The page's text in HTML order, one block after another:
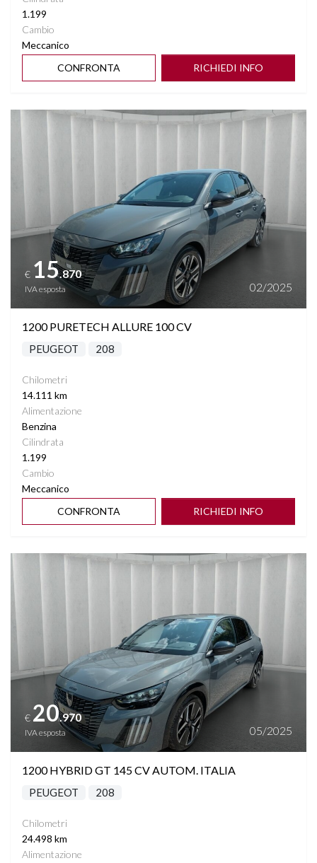
1.199
Cambio
Meccanico
CONFRONTA
RICHIEDI INFO
Vedi dettagli
€ 15.870
IVA esposta 02/2025
1200 PURETECH ALLURE 100 CV
PEUGEOT 208
Chilometri
14.111 km
Alimentazione
Benzina
Cilindrata
1.199
Cambio
Meccanico
CONFRONTA
RICHIEDI INFO
Vedi dettagli
€ 20.970
IVA esposta 05/2025
1200 HYBRID GT 145 CV AUTOM. ITALIA
PEUGEOT 208
Chilometri
24.498 km
Alimentazione